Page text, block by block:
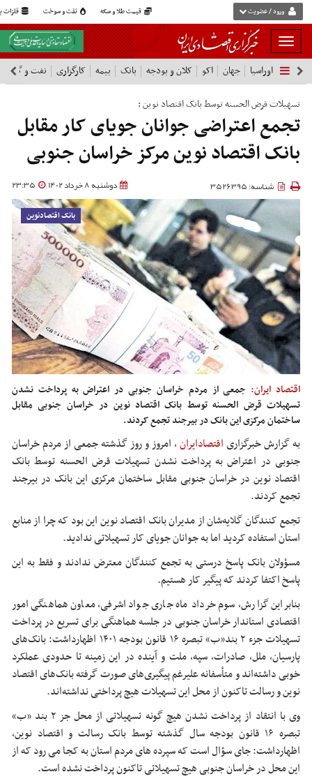
قیمت طلا و سکه نفت و سوخت فلزات ورود / عضویت
بار
و
بسته
نمودن
فهرست
اوراسیا جهان اکو کلان و بودجه بانک بیمه کارگزاری نفت و گاز
تسهیلات قرض الحسنه توسط بانک اقتصاد نوین :
تجمع اعتراضی جوانان جویای کار مقابل
بانک اقتصاد نوین مرکز خراسان جنوبی
دوشنبه 8 خرداد 1402 23:35 شناسه: 3526395
بانک اقتصادنوین
اقتصاد ایران: جمعی از مردم خراسان جنوبی در اعتراض به پرداخت نشدن
تسهیلات قرض الحسنه توسط بانک اقتصاد نوین در خراسان جنوبی مقابل
ساختمان مرکزی این بانک در بیرجند تجمع کردند.
به گزارش خبرگزاریاقتصادایران، امروز و روز گذشته جمعی از مردم خراسان
جنوبی در اعتراض به پرداخت نشدن تسهیلات قرض الحسنه توسط بانک
اقتصاد نوین در خراسان جنوبی مقابل ساختمان مرکزی این بانک در بیرجند
تجمع کردند.
تجمع کنندگان گلایه‌شان از مدیران بانک اقتصاد نوین این بود که چرا از منابع
استان استفاده کردید اما به جوانان جویای کار تسهیلاتی ندادید.
مسؤولان بانک پاسخ درستی به تجمع کنندگان معترض ندادند و فقط به این
پاسخ اکتفا کردند که پیگیر کار هستیم.
بنابراین گزارش، سوم خرداد ماه جاری جواد اشرفی، معاون هماهنگی امور
اقتصادی استاندار خراسان جنوبی در جلسه هماهنگی برای تسریع در پرداخت
تسهیلات جزء ۲ بند«ب» تبصره ۱۶ قانون بودجه ۱۴۰۱ اظهارداشت: بانک‌های
پارسیان، ملل، صادرات، سپه، ملت و آینده در این زمینه تا حدودی عملکرد
خوبی داشته‌اند و متأسفانه علیرغم پیگیری‌های صورت گرفته بانک‌های اقتصاد
نوین و رسالت تاکنون از محل این تسهیلات هیچ پرداختی نداشته‌اند.
وی با انتقاد از پرداخت نشدن هیچ گونه تسهیلاتی از محل جز ۲ بند «ب»
تبصره ۱۶ قانون بودجه سال گذشته توسط بانک رسالت و اقتصاد نوین،
اظهارداشت: جای سؤال است که سپرده‌ های مردم استان به کجا می رود که از
این محل در خراسان جنوبی هیچ تسهیلاتی تاکنون پرداخت نشده است.